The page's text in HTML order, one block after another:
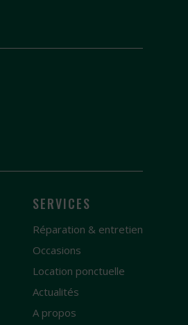
SERVICES
Réparation & entretien
Occasions
Location ponctuelle
Actualités
A propos